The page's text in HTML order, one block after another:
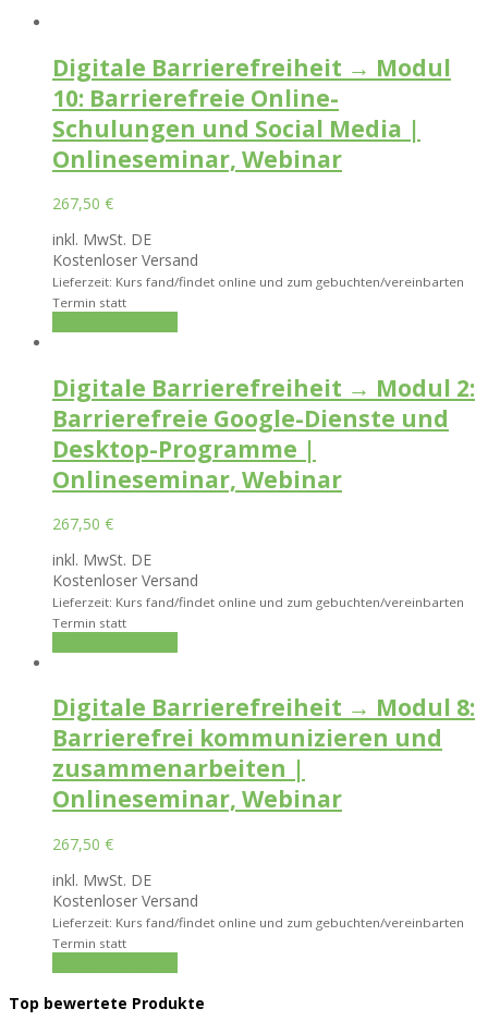
Digitale Barrierefreiheit → Modul
10: Barrierefreie Online-
Schulungen und Social Media |
Onlineseminar, Webinar
267,50 €
inkl. MwSt. DE
Kostenloser Versand
Lieferzeit: Kurs fand/findet online und zum gebuchten/vereinbarten
Termin statt
Digitale Barrierefreiheit → Modul 2:
Barrierefreie Google-Dienste und
Desktop-Programme |
Onlineseminar, Webinar
267,50 €
inkl. MwSt. DE
Kostenloser Versand
Lieferzeit: Kurs fand/findet online und zum gebuchten/vereinbarten
Termin statt
Digitale Barrierefreiheit → Modul 8:
Barrierefrei kommunizieren und
zusammenarbeiten |
Onlineseminar, Webinar
267,50 €
inkl. MwSt. DE
Kostenloser Versand
Lieferzeit: Kurs fand/findet online und zum gebuchten/vereinbarten
Termin statt
Top bewertete Produkte